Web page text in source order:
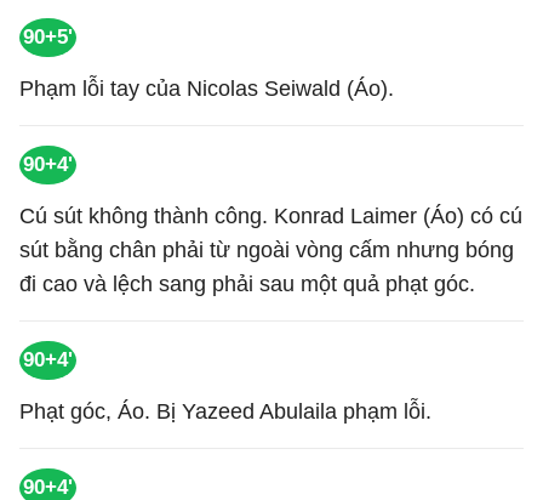
90+5'
Phạm lỗi tay của Nicolas Seiwald (Áo).
90+4'
Cú sút không thành công. Konrad Laimer (Áo) có cú
sút bằng chân phải từ ngoài vòng cấm nhưng bóng
đi cao và lệch sang phải sau một quả phạt góc.
90+4'
Phạt góc, Áo. Bị Yazeed Abulaila phạm lỗi.
90+4'